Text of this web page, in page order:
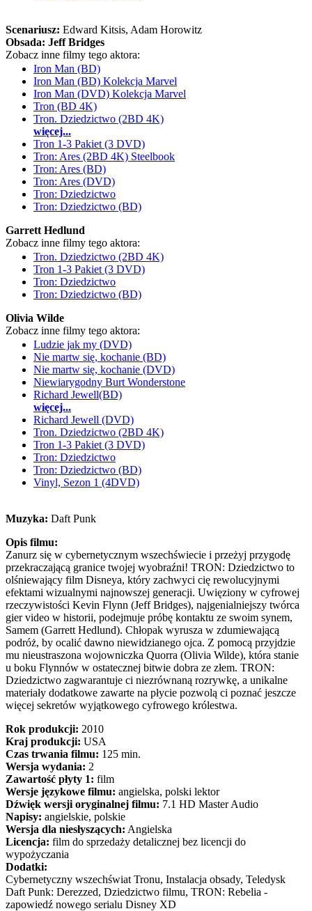
Scenariusz: Edward Kitsis, Adam Horowitz
Obsada: Jeff Bridges
Zobacz inne filmy tego aktora:
Iron Man (BD)
Iron Man (BD) Kolekcja Marvel
Iron Man (DVD) Kolekcja Marvel
Tron (BD 4K)
Tron. Dziedzictwo (2BD 4K)
więcej...
Tron 1-3 Pakiet (3 DVD)
Tron: Ares (2BD 4K) Steelbook
Tron: Ares (BD)
Tron: Ares (DVD)
Tron: Dziedzictwo
Tron: Dziedzictwo (BD)
Garrett Hedlund
Zobacz inne filmy tego aktora:
Tron. Dziedzictwo (2BD 4K)
Tron 1-3 Pakiet (3 DVD)
Tron: Dziedzictwo
Tron: Dziedzictwo (BD)
Olivia Wilde
Zobacz inne filmy tego aktora:
Ludzie jak my (DVD)
Nie martw się, kochanie (BD)
Nie martw się, kochanie (DVD)
Niewiarygodny Burt Wonderstone
Richard Jewell(BD)
więcej...
Richard Jewell (DVD)
Tron. Dziedzictwo (2BD 4K)
Tron 1-3 Pakiet (3 DVD)
Tron: Dziedzictwo
Tron: Dziedzictwo (BD)
Vinyl, Sezon 1 (4DVD)
Muzyka: Daft Punk
Opis filmu:
Zanurz się w cybernetycznym wszechświecie i przeżyj przygodę
przekraczającą granice twojej wyobraźni! TRON: Dziedzictwo to
olśniewający film Disneya, który zachwyci cię rewolucyjnymi
efektami wizualnymi najnowszej generacji. Uwięziony w cyfrowej
rzeczywistości Kevin Flynn (Jeff Bridges), najgenialniejszy twórca
gier video w historii, podejmuje próbę kontaktu ze swoim synem,
Samem (Garrett Hedlund). Chłopak wyrusza w zdumiewającą
podróż, by ocalić dawno niewidzianego ojca. Z pomocą przyjdzie
mu nieustraszona wojowniczka Quorra (Olivia Wilde), która stanie
u boku Flynnów w ostatecznej bitwie dobra ze złem. TRON:
Dziedzictwo zagwarantuje ci niezrównaną rozrywkę, a unikalne
materiały dodatkowe zawarte na płycie pozwolą ci poznać jeszcze
więcej sekretów wyjątkowego cyfrowego królestwa.
Rok produkcji: 2010
Kraj produkcji: USA
Czas trwania filmu: 125 min.
Wersja wydania: 2
Zawartość płyty 1: film
Wersje językowe filmu: angielska, polski lektor
Dźwięk wersji oryginalnej filmu: 7.1 HD Master Audio
Napisy: angielskie, polskie
Wersja dla niesłyszących: Angielska
Licencja: film do sprzedaży detalicznej bez licencji do
wypożyczania
Dodatki:
Cybernetyczny wszechświat Tronu, Instalacja obsady, Teledysk
Daft Punk: Derezzed, Dziedzictwo filmu, TRON: Rebelia -
zapowiedź nowego serialu Disney XD